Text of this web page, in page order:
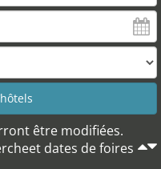
être modifiées.
dates de foires